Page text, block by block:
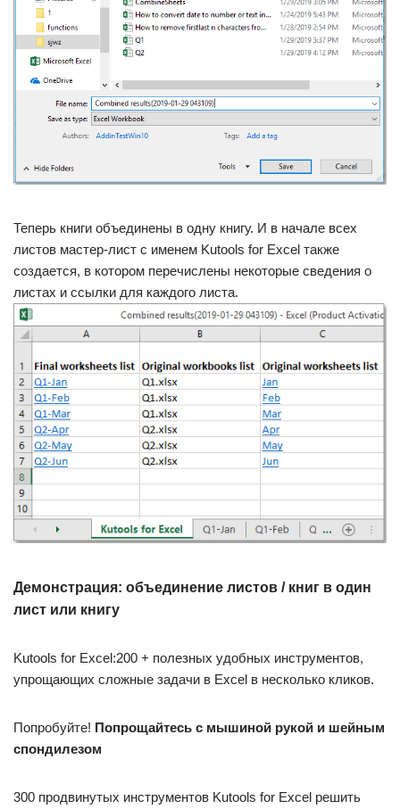
Теперь книги объединены в одну книгу. И в начале всех
листов мастер-лист с именем Kutools for Excel также
создается, в котором перечислены некоторые сведения о
листах и ​​ссылки для каждого листа.
Демонстрация: объединение листов / книг в один
лист или книгу
Kutools for Excel:200 + полезных удобных инструментов,
упрощающих сложные задачи в Excel в несколько кликов.
Попробуйте! Попрощайтесь с мышиной рукой и шейным
спондилезом
300 продвинутых инструментов Kutools for Excel решить